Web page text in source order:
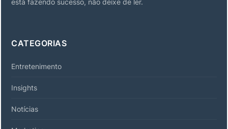
está fazendo sucesso, não deixe de ler.
CATEGORIAS
Entretenimento
Insights
Notícias